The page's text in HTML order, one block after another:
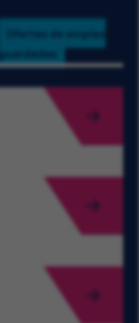
Ofertas de empleo
guardadas